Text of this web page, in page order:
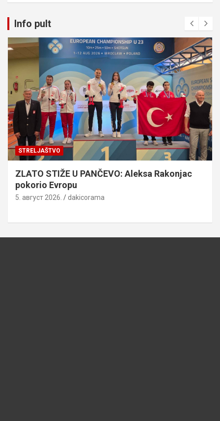
Info pult
STRELJAŠTVO
ZLATO STIŽE U PANČEVO: Aleksa Rakonjac
pokorio Evropu
5. август 2026. dakicorama